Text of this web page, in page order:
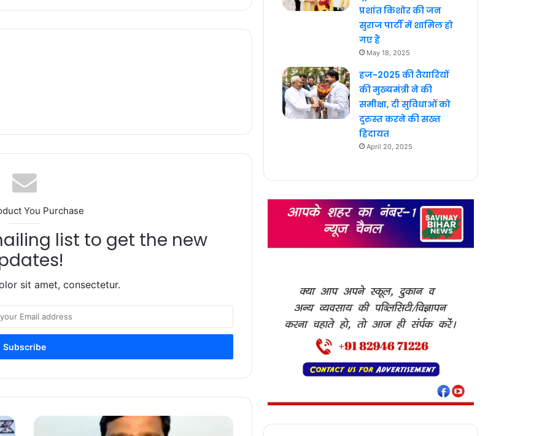
You Purchase
list to get the new
sit amet, consectetur.
प्रशांत किशोर की जन
सुराज पार्टी में शामिल हो
गए हैं
May 18, 2025
हज-2025 की तैयारियों
की मुख्यमंत्री ने की
समीक्षा, दी सुविधाओं को
दुरुस्त करने की सख्त
हिदायत
April 20, 2025